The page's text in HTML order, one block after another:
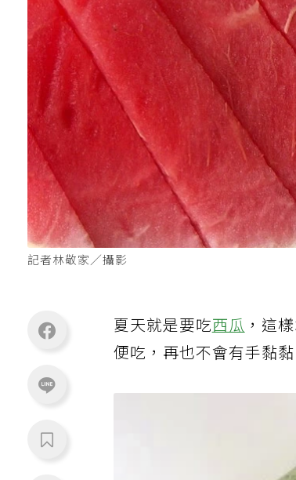
記者林敬家／攝影
夏天就是要吃西瓜 ，這
便吃，再也不會有手黏